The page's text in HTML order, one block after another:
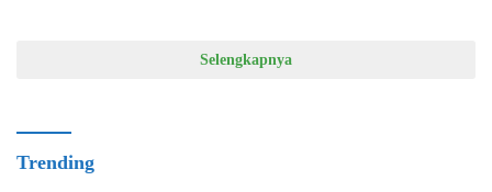
Selengkapnya
Trending